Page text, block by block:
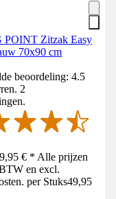
POINT Zitzak Easy
70x90 cm
beoordeling: 4.5
2
€ * Alle prijzen
en excl.
per Stuks49,95